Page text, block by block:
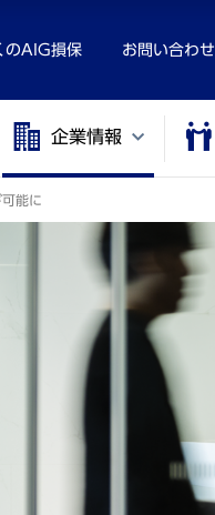
のAIG損保 お問い合わせ
企業情報
能に